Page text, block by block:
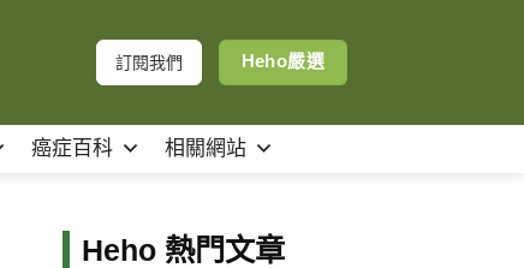
訂閱我們 Heho嚴選
癌症百科 相關網站
Heho 熱門文章